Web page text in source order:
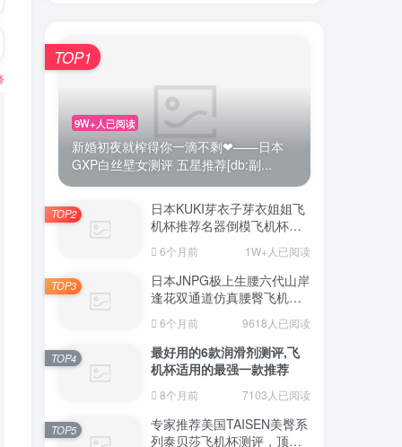
9W+人已阅读
新婚初夜就榨得你一滴不剩❤——日本
GXP白丝壁女测评 五星推荐[db:副...
TOP1
日本KUKI芽衣子芽衣姐姐飞
机杯推荐名器倒模飞机杯测
6个月前 1W+人已阅读
TOP2
日本JNPG极上生腰六代山岸
逢花双通道仿真腰臀飞机杯
致真实感的资深玩家
6个月前 9618人已阅读
TOP3
最好用的6款润滑剂测评,飞
机杯适用的最强一款推荐
8个月前 7103人已阅读
TOP4
专家推荐美国TAISEN美臀系
列泰贝莎飞机杯测评，顶级
TOP5